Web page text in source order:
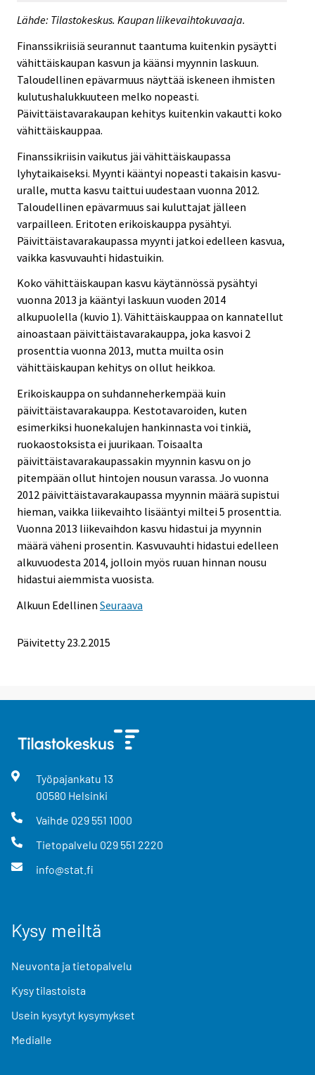
Lähde: Tilastokeskus. Kaupan liikevaihtokuvaaja.
Finanssikriisiä seurannut taantuma kuitenkin pysäytti
vähittäiskaupan kasvun ja käänsi myynnin laskuun.
Taloudellinen epävarmuus näyttää iskeneen ihmisten
kulutushalukkuuteen melko nopeasti.
Päivittäistavarakaupan kehitys kuitenkin vakautti koko
vähittäiskauppaa.
Finanssikriisin vaikutus jäi vähittäiskaupassa
lyhytaikaiseksi. Myynti kääntyi nopeasti takaisin kasvu-
uralle, mutta kasvu taittui uudestaan vuonna 2012.
Taloudellinen epävarmuus sai kuluttajat jälleen
varpailleen. Eritoten erikoiskauppa pysähtyi.
Päivittäistavarakaupassa myynti jatkoi edelleen kasvua,
vaikka kasvuvauhti hidastuikin.
Koko vähittäiskaupan kasvu käytännössä pysähtyi
vuonna 2013 ja kääntyi laskuun vuoden 2014
alkupuolella (kuvio 1). Vähittäiskauppaa on kannatellut
ainoastaan päivittäistavarakauppa, joka kasvoi 2
prosenttia vuonna 2013, mutta muilta osin
vähittäiskaupan kehitys on ollut heikkoa.
Erikoiskauppa on suhdanneherkempää kuin
päivittäistavarakauppa. Kestotavaroiden, kuten
esimerkiksi huonekalujen hankinnasta voi tinkiä,
ruokaostoksista ei juurikaan. Toisaalta
päivittäistavarakaupassakin myynnin kasvu on jo
pitempään ollut hintojen nousun varassa. Jo vuonna
2012 päivittäistavarakaupassa myynnin määrä supistui
hieman, vaikka liikevaihto lisääntyi miltei 5 prosenttia.
Vuonna 2013 liikevaihdon kasvu hidastui ja myynnin
määrä väheni prosentin. Kasvuvauhti hidastui edelleen
alkuvuodesta 2014, jolloin myös ruuan hinnan nousu
hidastui aiemmista vuosista.
Alkuun Edellinen Seuraava
Päivitetty 23.2.2015
Työpajankatu 13
00580 Helsinki
Vaihde 029 551 1000
Tietopalvelu 029 551 2220
info@stat.fi
Kysy meiltä
Neuvonta ja tietopalvelu
Kysy tilastoista
Usein kysytyt kysymykset
Medialle